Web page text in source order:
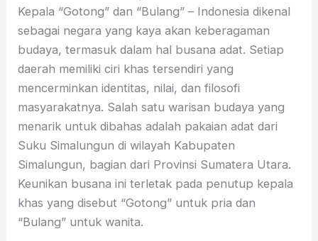
Kepala “Gotong” dan “Bulang” – Indonesia dikenal
sebagai negara yang kaya akan keberagaman
budaya, termasuk dalam hal busana adat. Setiap
daerah memiliki ciri khas tersendiri yang
mencerminkan identitas, nilai, dan filosofi
masyarakatnya. Salah satu warisan budaya yang
menarik untuk dibahas adalah pakaian adat dari
Suku Simalungun di wilayah Kabupaten
Simalungun, bagian dari Provinsi Sumatera Utara.
Keunikan busana ini terletak pada penutup kepala
khas yang disebut “Gotong” untuk pria dan
“Bulang” untuk wanita.